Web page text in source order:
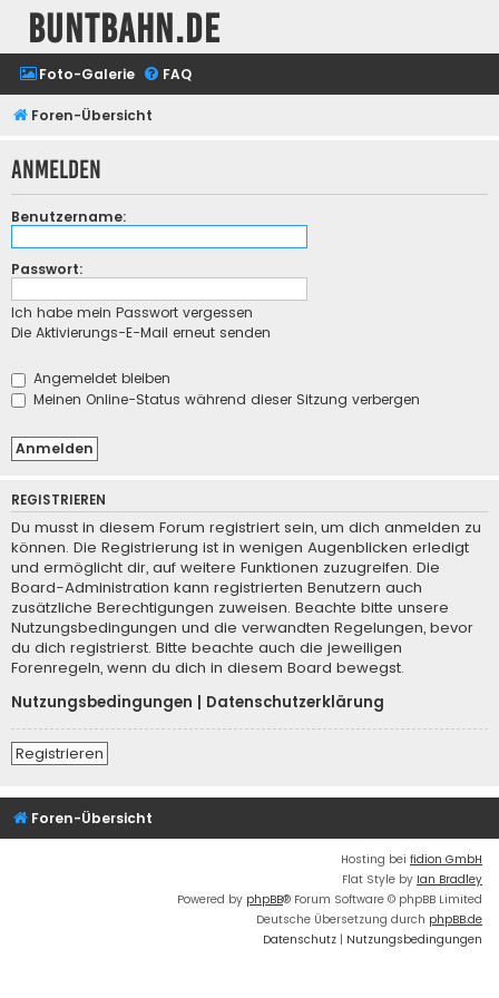
buntbahn.de
Foto-Galerie FAQ
Foren-Übersicht
Anmelden
Benutzername:
Passwort:
Ich habe mein Passwort vergessen
Die Aktivierungs-E-Mail erneut senden
Angemeldet bleiben
Meinen Online-Status während dieser Sitzung verbergen
REGISTRIEREN
Du musst in diesem Forum registriert sein, um dich anmelden zu
können. Die Registrierung ist in wenigen Augenblicken erledigt
und ermöglicht dir, auf weitere Funktionen zuzugreifen. Die
Board-Administration kann registrierten Benutzern auch
zusätzliche Berechtigungen zuweisen. Beachte bitte unsere
Nutzungsbedingungen und die verwandten Regelungen, bevor
du dich registrierst. Bitte beachte auch die jeweiligen
Forenregeln, wenn du dich in diesem Board bewegst.
Nutzungsbedingungen
Datenschutzerklärung
Registrieren
Foren-Übersicht
Hosting bei fidion GmbH
Flat Style by Ian Bradley
Powered by phpBB® Forum Software © phpBB Limited
Deutsche Übersetzung durch phpBB.de
Datenschutz | Nutzungsbedingungen